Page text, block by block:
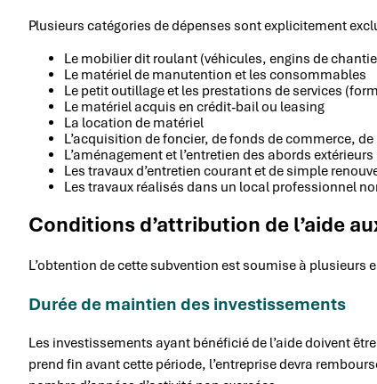
Plusieurs catégories de dépenses sont explicitement
Le mobilier dit roulant (véhicules, engins de
Le matériel de manutention et les consommables
Le petit outillage et les prestations de services
Le matériel acquis en crédit-bail ou leasing
La location de matériel
L’acquisition de foncier, de fonds de commerce,
L’aménagement et l’entretien des abords
Les travaux d’entretien courant et de simple
Les travaux réalisés dans un local professionnel
Conditions d’attribution de l’aide
L’obtention de cette subvention est soumise à plusieurs
Durée de maintien des investissements
Les investissements ayant bénéficié de l’aide doivent
prend fin avant cette période, l’entreprise devra